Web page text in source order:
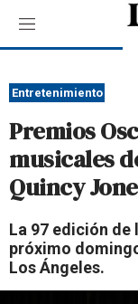
M
e
ú
Entretenimiento
Premios
musicales
Quincy
La 97 edición de
próximo
Los Ángeles.